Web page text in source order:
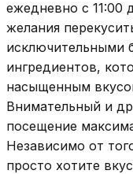
ежедневно с 11:00
желания
исключительными
ингредиентов,
насыщенным
Внимательный и
посещение
Независимо от
просто хотите